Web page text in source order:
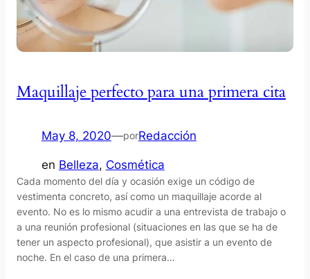
Maquillaje perfecto para una primera cita
May 8, 2020—porRedacción
en Belleza, Cosmética
Cada momento del día y ocasión exige un código de
vestimenta concreto, así como un maquillaje acorde al
evento. No es lo mismo acudir a una entrevista de trabajo o
a una reunión profesional (situaciones en las que se ha de
tener un aspecto profesional), que asistir a un evento de
noche. En el caso de una primera…